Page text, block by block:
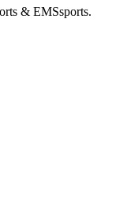
& EMSsports.